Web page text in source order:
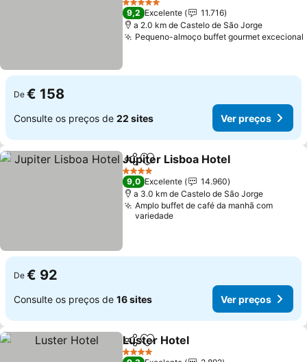
5 Estrelas
9,2 Excelente
11.716
a 2.0 km de Castelo de São Jorge
Pequeno-almoço buffet gourmet excecional
De € 158
Consulte os preços de 22 sites Ver preços
PartilharAdicionar aos favoritos
Jupiter Lisboa Hotel
4 Estrelas
9,0 Excelente
14.960
a 3.0 km de Castelo de São Jorge
Amplo buffet de café da manhã com
variedade
De € 92
Consulte os preços de 16 sites Ver preços
PartilharAdicionar aos favoritos
Luster Hotel
4 Estrelas